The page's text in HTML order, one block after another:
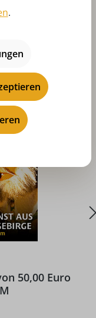
50,00 Euro
.